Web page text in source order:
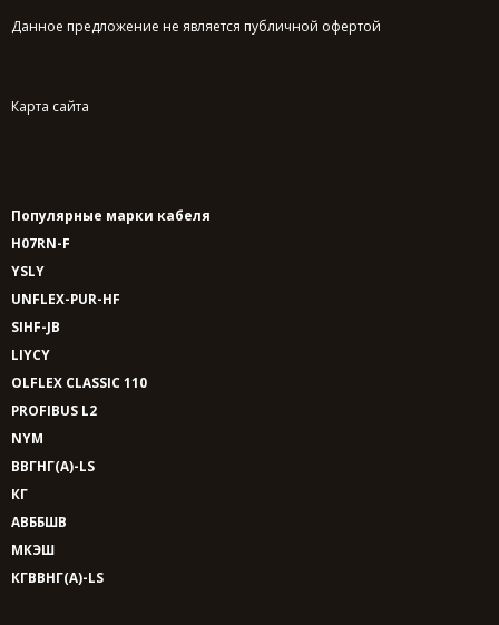
Данное предложение не является публичной офертой
Карта сайта
Популярные марки кабеля
H07RN-F
YSLY
UNFLEX-PUR-HF
SIHF-JB
LIYCY
OLFLEX CLASSIC 110
PROFIBUS L2
NYM
ВВГНГ(A)-LS
КГ
АВББШВ
МКЭШ
КГВВНГ(A)-LS